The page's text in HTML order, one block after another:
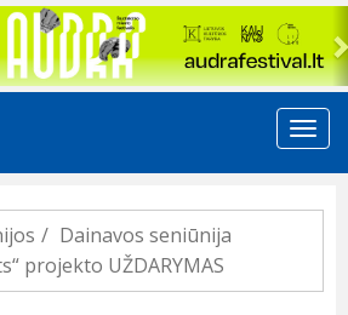
Dainavos seniūnija
projekto UŽDARYMAS